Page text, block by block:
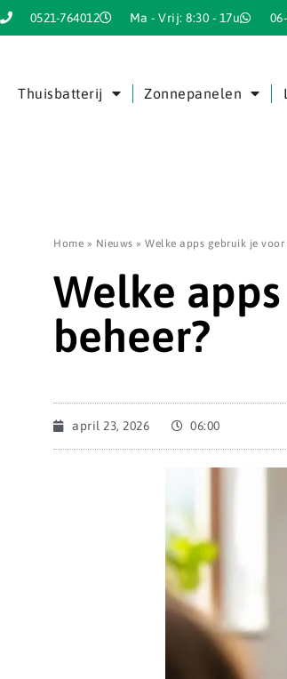
0521-764012 Ma - Vrij: 8:30 - 17u
Thuisbatterij Zonnepanelen
Home » Nieuws » Welke apps gebruik je
Welke
beheer?
april 23, 2026 06:00